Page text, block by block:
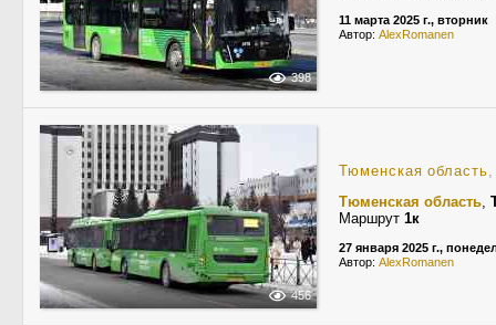
398
11 марта 2025 г., вторник
Автор: AlexRomanen
456
Тюменская область,
Тюменская область,
Маршрут 1к
27 января 2025 г.,
Автор: AlexRomanen